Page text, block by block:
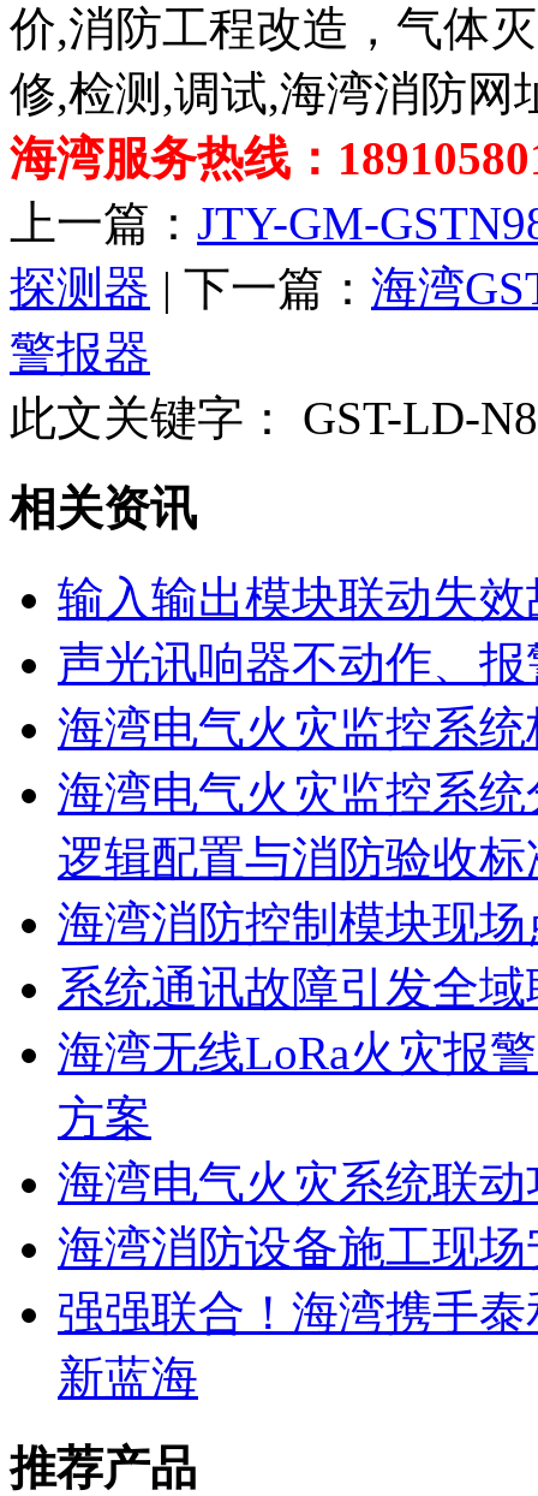
价,消防工程改造，气体
修,检测,调试,海湾消防网
海湾服务热线：
上一篇： JTY-GM-
探测器 | 下一篇： 海湾
警报器
此文关键字：
GST-LD-
相关资讯
输入输出模块联动失效
声光讯响器不动作、
海湾电气火灾监控系
海湾电气火灾监控系
逻辑配置与消防验收标
海湾消防控制模块现
系统通讯故障引发全
海湾无线LoRa火灾报
方案
海湾电气火灾系统联
海湾消防设备施工现
强强联合！海湾携手
新蓝海
推荐产品